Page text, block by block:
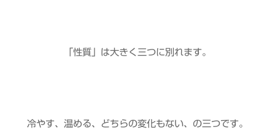
「性質」は大きく三つに別れます。
冷やす、温める、どちらの変化もない、の三つです。